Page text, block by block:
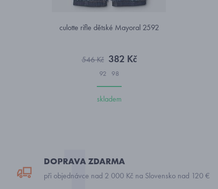
culotte rifle dětské Mayoral 2592
546 Kč 382 Kč
92 98
skladem
DOPRAVA ZDARMA
při objednávce nad 2 000 Kč na Slovensko nad 120 €